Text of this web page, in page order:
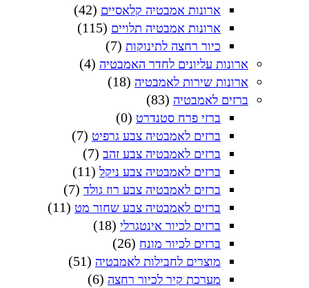
ארונות אמבטיה קלאסיים (42)
ארונות אמבטיה תלויים (115)
כיור רחצה לתינוקות (7)
ארונות עליונים לחדר האמבטיה (4)
ארונות שירות לאמבטיה (18)
ברזים לאמבטיה (83)
ברזי פרח סטנדרט (0)
ברזים לאמבטיה צבע גרפיט (7)
ברזים לאמבטיה צבע זהב (7)
ברזים לאמבטיה צבע ניקל (11)
ברזים לאמבטיה צבע רוז גולד (7)
ברזים לאמבטיה צבע שחור מט (11)
ברזים לכיור אינטגרלי (18)
ברזים לכיור מונח (26)
מוצרים לחבילות לאמבטיה (51)
מערכת קיר לכיור רחצה (6)